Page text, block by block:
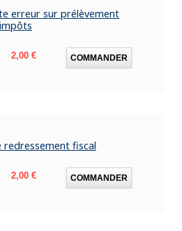
erreur sur prélèvement
Prix
2,00 € COMMANDER
fiscal
Prix
2,00 € COMMANDER